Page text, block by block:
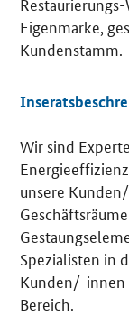
Eigenmarke,
Kundenstamm.
Wir sind
unsere
Spezialisten in
Kunden/-innen
Bereich.